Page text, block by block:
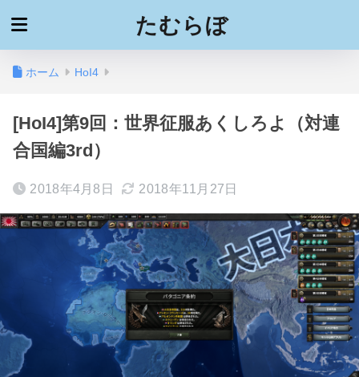
たむらぼ
ホーム HoI4
[HoI4]第9回：世界征服あくしろよ（対連
合国編3rd）
2018年4月8日 2018年11月27日